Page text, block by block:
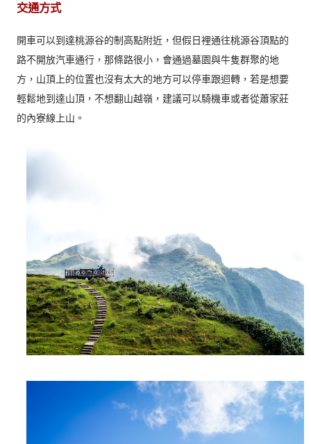
交通方式
開車可以到達桃源谷的制高點附近，但假日裡通往桃源谷頂點的
路不開放汽車通行，那條路很小，會通過墓園與牛隻群聚的地
方，山頂上的位置也沒有太大的地方可以停車跟迴轉，若是想要
輕鬆地到達山頂，不想翻山越嶺，建議可以騎機車或者從蕭家莊
的內寮線上山。